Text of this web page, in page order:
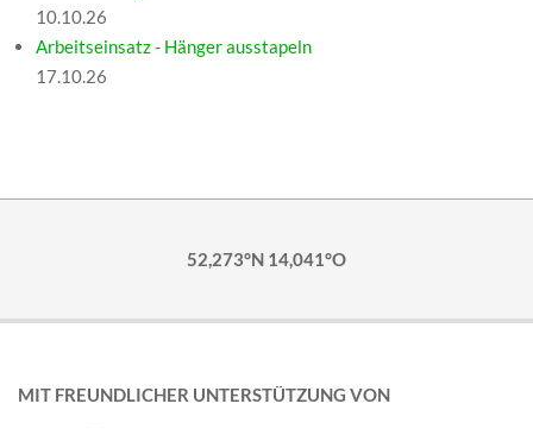
10.10.26
Arbeitseinsatz - Hänger ausstapeln
17.10.26
52,273°N 14,041°O
MIT FREUNDLICHER UNTERSTÜTZUNG VON